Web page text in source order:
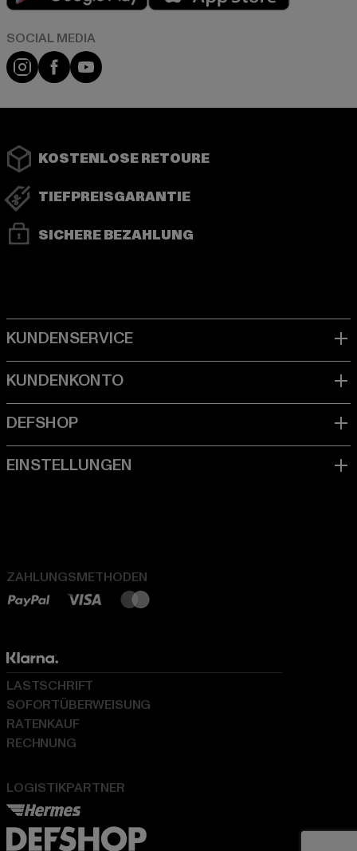
Instagram
FacebookYouTube
KOSTENLOSE RETOURE
TIEFPREISGARANTIE
SICHERE BEZAHLUNG
ZAHLUNGSMETHODEN
LOGISTIKPARTNER
LASTSCHRIFT
SOFORTÜBERWEISUNG
RATENKAUF
RECHNUNG